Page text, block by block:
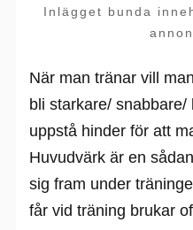
Inlägget bunda
När man tränar vill
bli starkare/
uppstå hinder för att
Huvudvärk är en
sig fram under
får vid träning brukar